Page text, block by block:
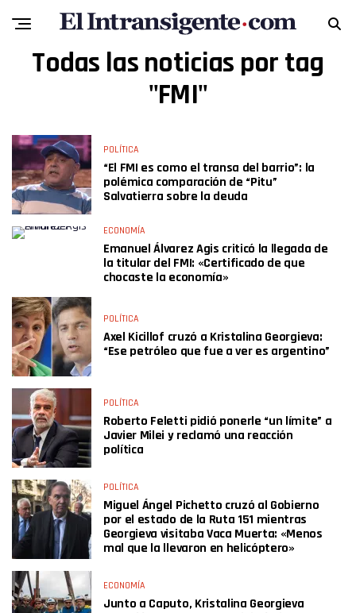
Todas las noticias por tag
"FMI"
POLÍTICA
“El FMI es como el transa del barrio”: la
polémica comparación de “Pitu”
Salvatierra sobre la deuda
ECONOMÍA
Emanuel Álvarez Agis criticó la llegada de
la titular del FMI: «Certificado de que
chocaste la economía»
POLÍTICA
Axel Kicillof cruzó a Kristalina Georgieva:
“Ese petróleo que fue a ver es argentino”
POLÍTICA
Roberto Feletti pidió ponerle “un límite” a
Javier Milei y reclamó una reacción
política
POLÍTICA
Miguel Ángel Pichetto cruzó al Gobierno
por el estado de la Ruta 151 mientras
Georgieva visitaba Vaca Muerta: «Menos
mal que la llevaron en helicóptero»
ECONOMÍA
Junto a Caputo, Kristalina Georgieva